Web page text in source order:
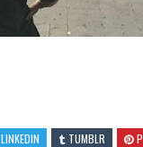
LINKEDIN TUMBLR